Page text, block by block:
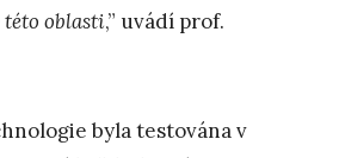
oblasti,” uvádí prof.
byla testována v